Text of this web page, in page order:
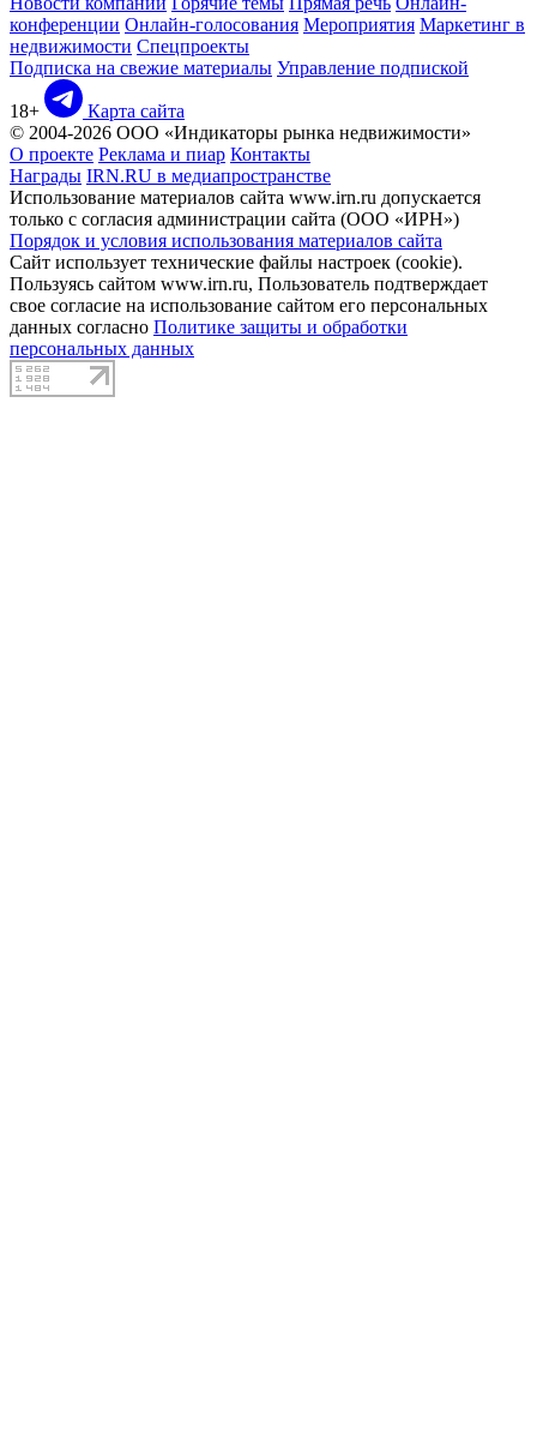
конференции Онлайн-голосования Мероприятия Маркетинг в
недвижимости Спецпроекты
Подписка на свежие материалы Управление подпиской
18+
Карта сайта
© 2004-2026 ООО «Индикаторы рынка недвижимости»
О проекте Реклама и пиар Контакты
Награды IRN.RU в медиапространстве
Использование материалов сайта www.irn.ru допускается
только с согласия администрации сайта (ООО «ИРН»)
Порядок и условия использования материалов сайта
Сайт использует технические файлы настроек (cookie).
Пользуясь сайтом www.irn.ru, Пользователь подтверждает
свое согласие на использование сайтом его персональных
данных согласно Политике защиты и обработки
персональных данных